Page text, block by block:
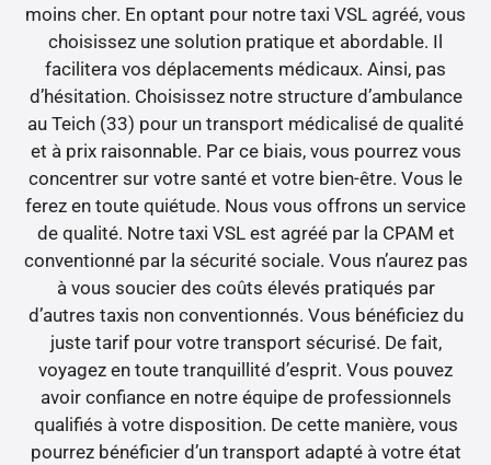
moins cher. En optant pour notre taxi VSL agréé, vous
choisissez une solution pratique et abordable. Il
facilitera vos déplacements médicaux. Ainsi, pas
d’hésitation. Choisissez notre structure d’ambulance
au Teich (33) pour un transport médicalisé de qualité
et à prix raisonnable. Par ce biais, vous pourrez vous
concentrer sur votre santé et votre bien-être. Vous le
ferez en toute quiétude. Nous vous offrons un service
de qualité. Notre taxi VSL est agréé par la CPAM et
conventionné par la sécurité sociale. Vous n’aurez pas
à vous soucier des coûts élevés pratiqués par
d’autres taxis non conventionnés. Vous bénéficiez du
juste tarif pour votre transport sécurisé. De fait,
voyagez en toute tranquillité d’esprit. Vous pouvez
avoir confiance en notre équipe de professionnels
qualifiés à votre disposition. De cette manière, vous
pourrez bénéficier d’un transport adapté à votre état